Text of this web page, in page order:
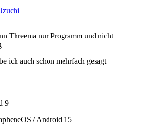
Threema nur Programm und nicht
ich auch schon mehrfach gesagt
9
/ Android 15